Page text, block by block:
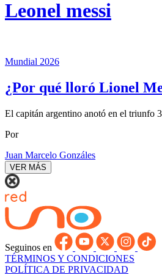
Leonel messi
Mundial 2026
¿Por qué lloró Lionel
El capitán argentino anotó en el triunfo
Por
Juan Marcelo Gonzáles
VER MÁS
Seguinos en
TÉRMINOS Y CONDICIONES
POLÍTICA DE PRIVACIDAD